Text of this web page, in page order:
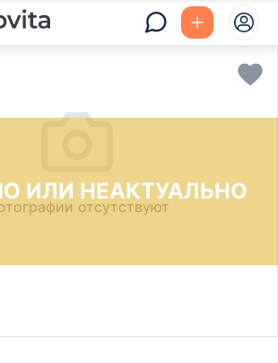
ИЛИ НЕАКТУАЛЬНО
отсутствуют